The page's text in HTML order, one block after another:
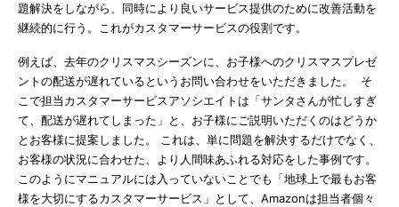
題解決をしながら、同時により良いサービス提供のために改善活動を
継続的に行う。これがカスタマーサービスの役割です。
例えば、去年のクリスマスシーズンに、お子様へのクリスマスプレゼ
ントの配送が遅れているというお問い合わせをいただきました。 そ
こで担当カスタマーサービスアソシエイトは「サンタさんが忙しすぎ
て、配送が遅れてしまった」と、お子様にご説明いただくのはどうか
とお客様に提案しました。 これは、単に問題を解決するだけでなく、
お客様の状況に合わせた、より人間味あふれる対応をした事例です。
このようにマニュアルには入っていないことでも「地球上で最もお客
様を大切にするカスタマーサービス」として、Amazonは担当者個々